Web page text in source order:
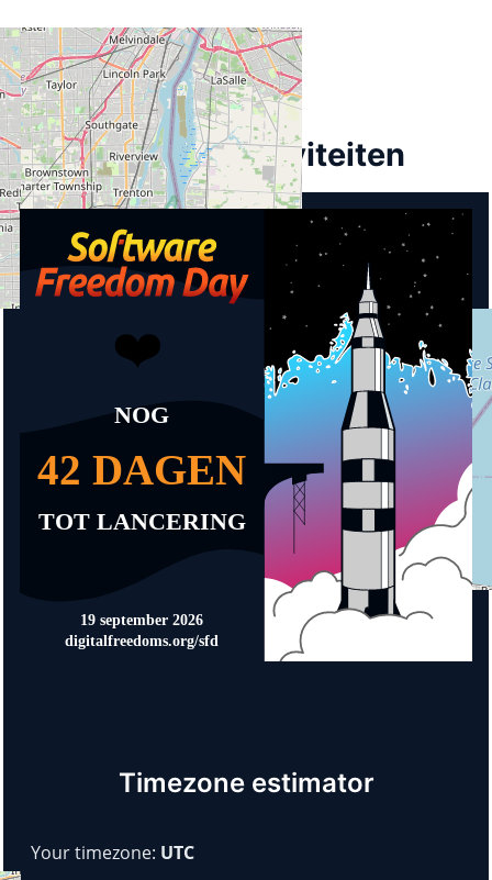
Provincie Ontario
Land Canada
Aankomende activiteiten
Timezone estimator
Your timezone: UTC